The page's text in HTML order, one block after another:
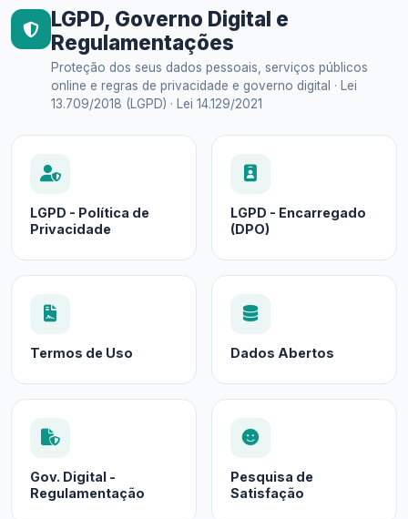
LGPD, Governo Digital e
Regulamentações
Proteção dos seus dados pessoais, serviços públicos
online e regras de privacidade e governo digital · Lei
13.709/2018 (LGPD) · Lei 14.129/2021
LGPD - Política de
Privacidade
LGPD - Encarregado
(DPO)
Termos de Uso Dados Abertos
Gov. Digital -
Regulamentação
Pesquisa de
Satisfação